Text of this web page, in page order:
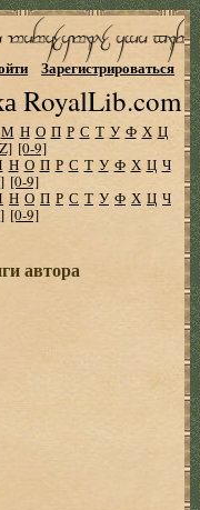
RoyalLib.com
Зарегистрироваться
М Н О П Р С Т У Ф Х Ц
[0-9]
Н О П Р С Т У Ф Х Ц Ч
[0-9]
Н О П Р С Т У Ф Х Ц Ч
[0-9]
автора